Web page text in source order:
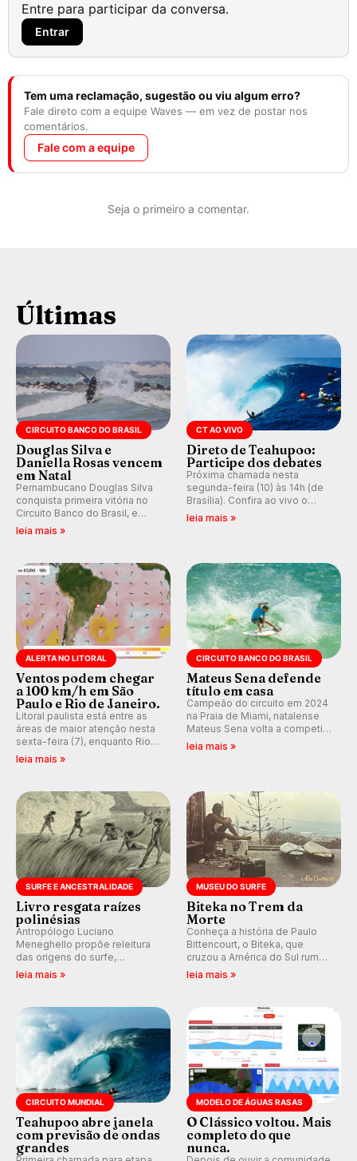
Entre para participar da conversa.
Entrar
Tem uma reclamação, sugestão ou viu algum erro?
Fale direto com a equipe Waves — em vez de postar nos
comentários.
Fale com a equipe
Seja o primeiro a comentar.
Últimas
CIRCUITO BANCO DO BRASIL
Douglas Silva e
Daniella Rosas vencem
em Natal
Pernambucano Douglas Silva
conquista primeira vitória no
Circuito Banco do Brasil, e
peruana Daniella Rosas vence
(RN).
leia mais »
CT AO VIVO
Direto de Teahupoo:
Participe dos debates
Próxima chamada nesta
segunda-feira (10) às 14h (de
Brasília). Confira ao vivo o
Outerknown Tahiti Pro 2026 e
leia mais »
ALERTA NO LITORAL
Ventos podem chegar
a 100 km/h em São
Paulo e Rio de Janeiro.
Litoral paulista está entre as
áreas de maior atenção nesta
sexta-feira (7), enquanto Rio
de Janeiro também recebe
km/h em Itanhaém.
leia mais »
CIRCUITO BANCO DO BRASIL
Mateus Sena defende
título em casa
Campeão do circuito em 2024
na Praia de Miami, natalense
Mateus Sena volta a competir
em casa em busca de manter a
leia mais »
SURFE E ANCESTRALIDADE
Livro resgata raízes
polinésias
Antropólogo Luciano
Meneghello propõe releitura
das origens do surfe,
resgatando a cultura polinésia
prática em esporte e indústria.
leia mais »
MUSEU DO SURFE
Biteka no Trem da
Morte
Conheça a história de Paulo
Bittencourt, o Biteka, que
cruzou a América do Sul rumo
ao Pacífico em uma jornada
leia mais »
CIRCUITO MUNDIAL
Teahupoo abre janela
com previsão de ondas
grandes
MODELO DE ÁGUAS RASAS
O Clássico voltou. Mais
completo do que
nunca.